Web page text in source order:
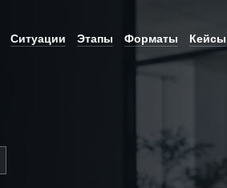
Ситуации Этапы Форматы Кейсы